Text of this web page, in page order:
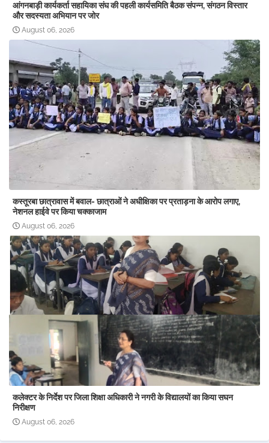
आंगनबाड़ी कार्यकर्ता सहायिका संघ की पहली कार्यसमिति बैठक संपन्न, संगठन विस्तार
और सदस्यता अभियान पर जोर
August 06, 2026
कस्तूरबा छात्रावास में बवाल- छात्राओं ने अधीक्षिका पर प्रताड़ना के आरोप लगाए,
नेशनल हाईवे पर किया चक्काजाम
August 06, 2026
कलेक्टर के निर्देश पर जिला शिक्षा अधिकारी ने नगरी के विद्यालयों का किया सघन
निरीक्षण
August 06, 2026